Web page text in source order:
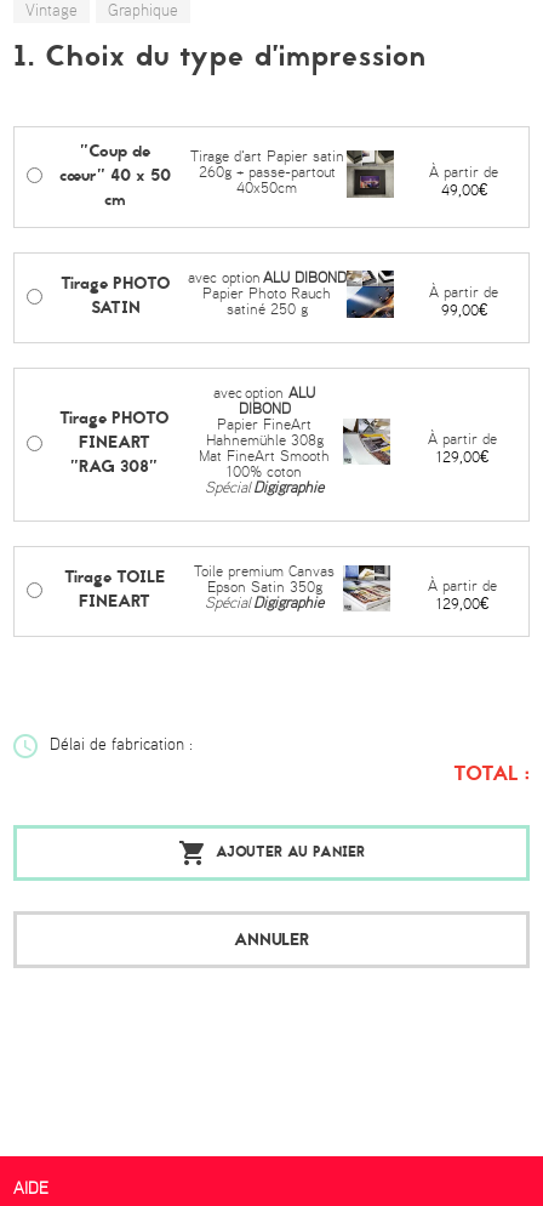
Vintage
Graphique
1. Choix du type d’impression
"Coup de
cœur" 40 x 50
cm
Tirage d'art Papier satin
260g + passe-partout
40x50cm
À partir de
49,00€
Tirage PHOTO
SATIN
avec option ALU DIBOND
Papier Photo Rauch
satiné 250 g
À partir de
99,00€
Tirage PHOTO
FINEART
"RAG 308"
avecoptionALU
DIBOND
Papier FineArt
Hahnemühle 308g
Mat FineArt Smooth
100% coton
SpécialDigigraphie
À partir de
129,00€
Tirage TOILE
FINEART
Toile premium Canvas
Epson Satin 350g
SpécialDigigraphie
À partir de
129,00€
Délai de fabrication :
TOTAL :
ANNULER
AJOUTER AU PANIER
AIDE